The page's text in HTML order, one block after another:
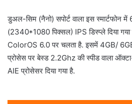
डुअल-सिम (नैनो) सपोर्ट वाला इस स्मार्टफोन
(2340*1080 पिक्सल) IPS डिस्प्ले दिया
ColorOS 6.0 पर चलता है. इसमें 4GB/
प्रोसेस पर बेस्ड 2.2Ghz की स्पीड वाला
AIE प्रोसेसर दिया गया है.